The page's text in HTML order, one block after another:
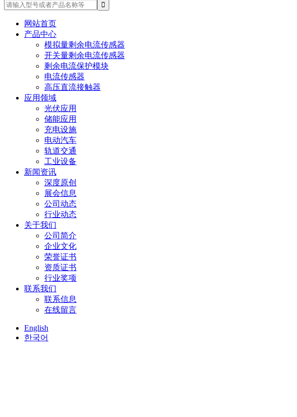
网站首页
产品中心
模拟量剩余电流传感器
开关量剩余电流传感器
剩余电流保护模块
电流传感器
高压直流接触器
应用领域
光伏应用
储能应用
充电设施
电动汽车
轨道交通
工业设备
新闻资讯
深度原创
展会信息
公司动态
行业动态
关于我们
公司简介
企业文化
荣誉证书
资质证书
行业奖项
联系我们
联系信息
在线留言
English
한국어